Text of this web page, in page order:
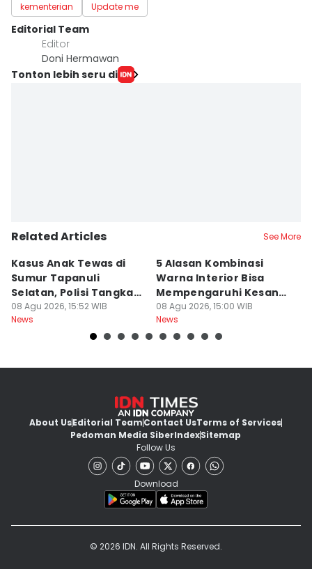
kementerian
Update me
Editorial Team
Editor
Doni Hermawan
Tonton lebih seru di
Related Articles See More
Kasus Anak Tewas di
Sumur Tapanuli
Selatan, Polisi Tangkap
MH
08 Agu 2026, 15:52 WIB
News
5 Alasan Kombinasi
Warna Interior Bisa
Mempengaruhi Kesan
Mewah Mobil
08 Agu 2026, 15:00 WIB
News
About UsEditorial TeamContact UsTerms of Services
Pedoman Media SiberIndexSitemap
Follow Us
Download
© 2026 IDN. All Rights Reserved.